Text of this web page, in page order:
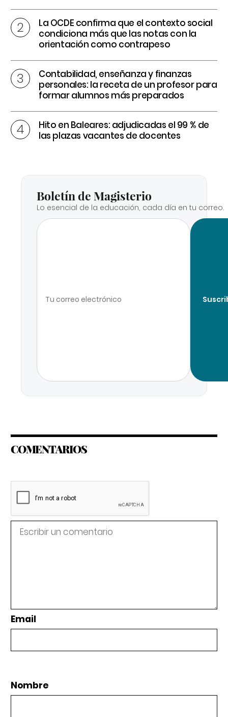
La OCDE confirma que el contexto social
condiciona más que las notas con la
orientación como contrapeso
Contabilidad, enseñanza y finanzas
personales: la receta de un profesor para
formar alumnos más preparados
Hito en Baleares: adjudicadas el 99 % de
las plazas vacantes de docentes
Boletín de Magisterio
Lo esencial de la educación, cada día en tu correo.
COMENTARIOS
Email
Nombre